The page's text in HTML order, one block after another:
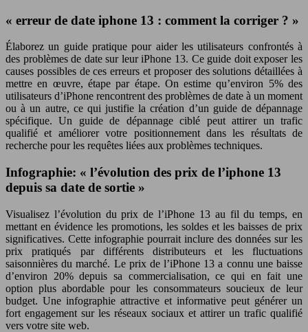
« erreur de date iphone 13 : comment la corriger ? »
Élaborez un guide pratique pour aider les utilisateurs confrontés à
des problèmes de date sur leur iPhone 13. Ce guide doit exposer les
causes possibles de ces erreurs et proposer des solutions détaillées à
mettre en œuvre, étape par étape. On estime qu’environ 5% des
utilisateurs d’iPhone rencontrent des problèmes de date à un moment
ou à un autre, ce qui justifie la création d’un guide de dépannage
spécifique. Un guide de dépannage ciblé peut attirer un trafic
qualifié et améliorer votre positionnement dans les résultats de
recherche pour les requêtes liées aux problèmes techniques.
Infographie: « l’évolution des prix de l’iphone 13
depuis sa date de sortie »
Visualisez l’évolution du prix de l’iPhone 13 au fil du temps, en
mettant en évidence les promotions, les soldes et les baisses de prix
significatives. Cette infographie pourrait inclure des données sur les
prix pratiqués par différents distributeurs et les fluctuations
saisonnières du marché. Le prix de l’iPhone 13 a connu une baisse
d’environ 20% depuis sa commercialisation, ce qui en fait une
option plus abordable pour les consommateurs soucieux de leur
budget. Une infographie attractive et informative peut générer un
fort engagement sur les réseaux sociaux et attirer un trafic qualifié
vers votre site web.